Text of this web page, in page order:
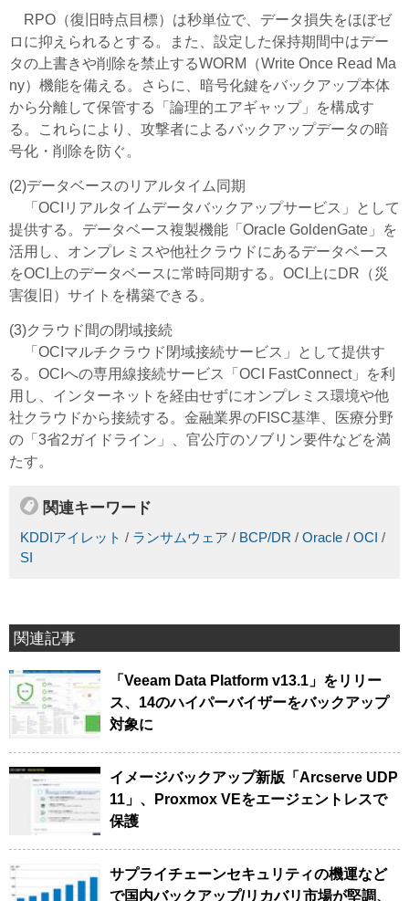
RPO（復旧時点目標）は秒単位で、データ損失をほぼゼ
ロに抑えられるとする。また、設定した保持期間中はデー
タの上書きや削除を禁止するWORM（Write Once Read Ma
ny）機能を備える。さらに、暗号化鍵をバックアップ本体
から分離して保管する「論理的エアギャップ」を構成す
る。これらにより、攻撃者によるバックアップデータの暗
号化・削除を防ぐ。
(2)データベースのリアルタイム同期
「OCIリアルタイムデータバックアップサービス」として
提供する。データベース複製機能「Oracle GoldenGate」を
活用し、オンプレミスや他社クラウドにあるデータベース
をOCI上のデータベースに常時同期する。OCI上にDR（災
害復旧）サイトを構築できる。
(3)クラウド間の閉域接続
「OCIマルチクラウド閉域接続サービス」として提供す
る。OCIへの専用線接続サービス「OCI FastConnect」を利
用し、インターネットを経由せずにオンプレミス環境や他
社クラウドから接続する。金融業界のFISC基準、医療分野
の「3省2ガイドライン」、官公庁のソブリン要件などを満
たす。
関連キーワード
KDDIアイレット / ランサムウェア / BCP/DR / Oracle / OCI /
SI
関連記事
「Veeam Data Platform v13.1」をリリー
ス、14のハイパーバイザーをバックアップ
対象に
イメージバックアップ新版「Arcserve UDP
11」、Proxmox VEをエージェントレスで
保護
サプライチェーンセキュリティの機運など
で国内バックアップ/リカバリ市場が堅調、